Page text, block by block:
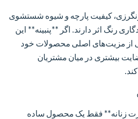
رنگرزی، کیفیت پارچه و شیوه شستشوی
رنگ اثر دارند. اگر **پنبینه** این
از مزیت‌های اصلی محصولات خود
بیشتری در میان مشتریان
زنانه** فقط یک محصول ساده